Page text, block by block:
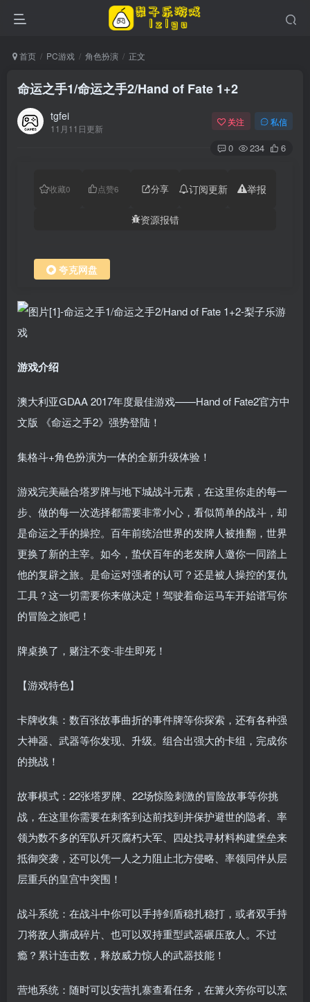
首页 PC游戏 角色扮演 正文
命运之手1/命运之手2/Hand of Fate 1+2
tgfei
11月11日更新
关注 私信
0 234 6
收藏0 点赞6 分享 订阅更新 举报
资源报错
夸克网盘
游戏介绍
澳大利亚GDAA 2017年度最佳游戏——Hand of Fate2官方中
文版 《命运之手2》强势登陆！
集格斗+角色扮演为一体的全新升级体验！
游戏完美融合塔罗牌与地下城战斗元素，在这里你走的每一
步、做的每一次选择都需要非常小心，看似简单的战斗，却
是命运之手的操控。百年前统治世界的发牌人被推翻，世界
更换了新的主宰。如今，蛰伏百年的老发牌人邀你一同踏上
他的复辟之旅。是命运对强者的认可？还是被人操控的复仇
工具？这一切需要你来做决定！驾驶着命运马车开始谱写你
的冒险之旅吧！
牌桌换了，赌注不变-非生即死！
【游戏特色】
卡牌收集：数百张故事曲折的事件牌等你探索，还有各种强
大神器、武器等你发现、升级。组合出强大的卡组，完成你
的挑战！
故事模式：22张塔罗牌、22场惊险刺激的冒险故事等你挑
战，在这里你需要在刺客到达前找到并保护避世的隐者、率
领为数不多的军队歼灭腐朽大军、四处找寻材料构建堡垒来
抵御突袭，还可以凭一人之力阻止北方侵略、率领同伴从层
层重兵的皇宫中突围！
战斗系统：在战斗中你可以手持剑盾稳扎稳打，或者双手持
刀将敌人撕成碎片、也可以双持重型武器碾压敌人。不过
瘾？累计连击数，释放威力惊人的武器技能！
营地系统：随时可以安营扎寨查看任务，在篝火旁你可以烹